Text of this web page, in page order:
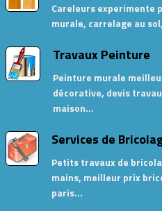
Careleurs experimente
murale, carrelage au
Travaux Peinture
Peinture murale
décorative, devis
maison…
Services de
Petits travaux de
mains, meilleur prix
paris…